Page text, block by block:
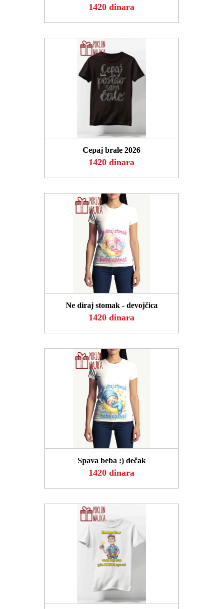
1420 dinara
POGLEDAJ
Cepaj brale 2026
1420 dinara
POGLEDAJ
Ne diraj stomak - devojčica
1420 dinara
POGLEDAJ
Spava beba :) dečak
1420 dinara
POGLEDAJ